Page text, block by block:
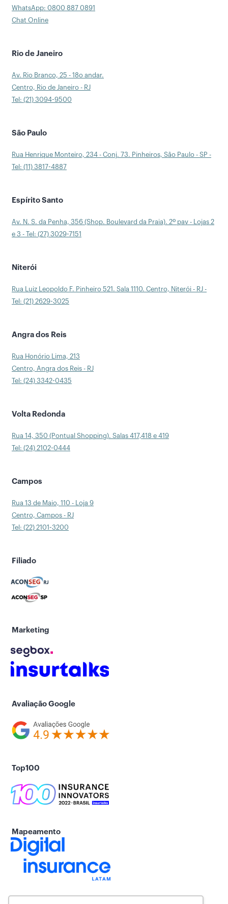
WhatsApp: 0800 887 0891
Chat Online
Rio de Janeiro
Av. Rio Branco, 25 - 18o andar.
Centro, Rio de Janeiro - RJ
Tel: (21) 3094-9500
São Paulo
Rua Henrique Monteiro, 234 - Conj. 73. Pinheiros, São Paulo - SP -
Tel: (11) 3817-4887
Espírito Santo
Av. N. S. da Penha, 356 (Shop. Boulevard da Praia). 2º pav - Lojas 2
e 3 - Tel: (27) 3029-7151
Niterói
Rua Luiz Leopoldo F. Pinheiro 521. Sala 1110. Centro, Niterói - RJ -
Tel: (21) 2629-3025
Angra dos Reis
Rua Honório Lima, 213
Centro, Angra dos Reis - RJ
Tel: (24) 3342-0435
Volta Redonda
Rua 14, 350 (Pontual Shopping). Salas 417,418 e 419
Tel: (24) 2102-0444
Campos
Rua 13 de Maio, 110 - Loja 9
Centro, Campos - RJ
Tel: (22) 2101-3200
Filiado
Marketing
Avaliação Google
Top100
Mapeamento